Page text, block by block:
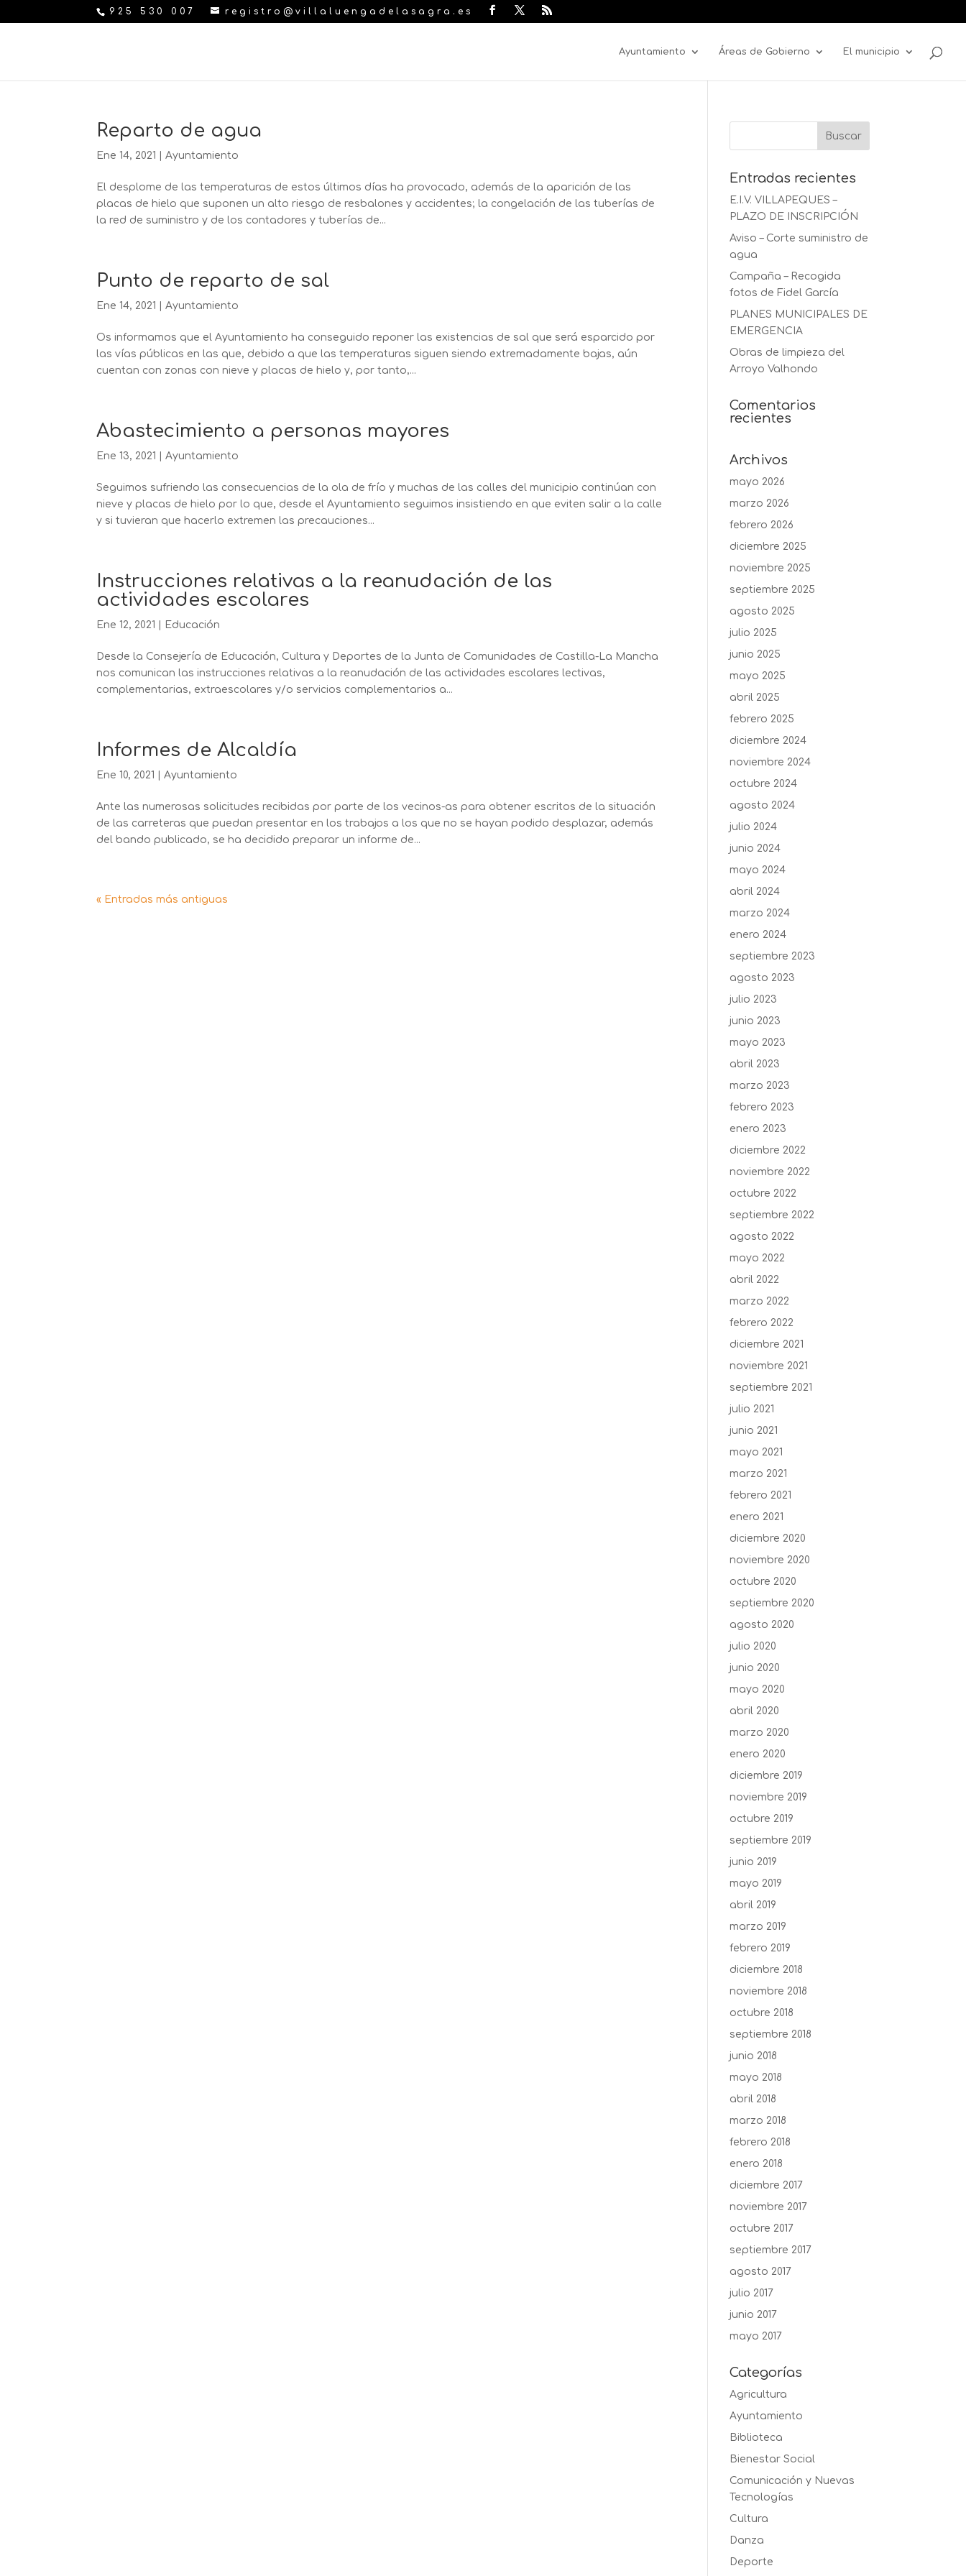
925 530 007 registro@villaluengadelasagra.es
Ayuntamiento Áreas de Gobierno El municipio
Reparto de agua
Ene 14, 2021 |Ayuntamiento
El desplome de las temperaturas de estos últimos días ha provocado, además de la aparición de las
placas de hielo que suponen un alto riesgo de resbalones y accidentes; la congelación de las tuberías de
la red de suministro y de los contadores y tuberías de...
Punto de reparto de sal
Ene 14, 2021 |Ayuntamiento
Os informamos que el Ayuntamiento ha conseguido reponer las existencias de sal que será esparcido por
las vías públicas en las que, debido a que las temperaturas siguen siendo extremadamente bajas, aún
cuentan con zonas con nieve y placas de hielo y, por tanto,...
Abastecimiento a personas mayores
Ene 13, 2021 |Ayuntamiento
Seguimos sufriendo las consecuencias de la ola de frío y muchas de las calles del municipio continúan con
nieve y placas de hielo por lo que, desde el Ayuntamiento seguimos insistiendo en que eviten salir a la calle
y si tuvieran que hacerlo extremen las precauciones...
Instrucciones relativas a la reanudación de las
actividades escolares
Ene 12, 2021 Educación
Desde la Consejería de Educación, Cultura y Deportes de la Junta de Comunidades de Castilla-La Mancha
nos comunican las instrucciones relativas a la reanudación de las actividades escolares lectivas,
complementarias, extraescolares y/o servicios complementarios a...
Informes de Alcaldía
Ene 10, 2021 |Ayuntamiento
Ante las numerosas solicitudes recibidas por parte de los vecinos-as para obtener escritos de la situación
de las carreteras que puedan presentar en los trabajos a los que no se hayan podido desplazar, además
del bando publicado, se ha decidido preparar un informe de...
« Entradas más antiguas
Entradas recientes
E.I.V. VILLAPEQUES –
PLAZO DE INSCRIPCIÓN
Aviso – Corte suministro de
agua
Campaña – Recogida
fotos de Fidel García
PLANES MUNICIPALES DE
EMERGENCIA
Obras de limpieza del
Arroyo Valhondo
Comentarios
recientes
Archivos
mayo 2026
marzo 2026
febrero 2026
diciembre 2025
noviembre 2025
septiembre 2025
agosto 2025
julio 2025
junio 2025
mayo 2025
abril 2025
febrero 2025
diciembre 2024
noviembre 2024
octubre 2024
agosto 2024
julio 2024
junio 2024
mayo 2024
abril 2024
marzo 2024
enero 2024
septiembre 2023
agosto 2023
julio 2023
junio 2023
mayo 2023
abril 2023
marzo 2023
febrero 2023
enero 2023
diciembre 2022
noviembre 2022
octubre 2022
septiembre 2022
agosto 2022
mayo 2022
abril 2022
marzo 2022
febrero 2022
diciembre 2021
noviembre 2021
septiembre 2021
julio 2021
junio 2021
mayo 2021
marzo 2021
febrero 2021
enero 2021
diciembre 2020
noviembre 2020
octubre 2020
septiembre 2020
agosto 2020
julio 2020
junio 2020
mayo 2020
abril 2020
marzo 2020
enero 2020
diciembre 2019
noviembre 2019
octubre 2019
septiembre 2019
junio 2019
mayo 2019
abril 2019
marzo 2019
febrero 2019
diciembre 2018
noviembre 2018
octubre 2018
septiembre 2018
junio 2018
mayo 2018
abril 2018
marzo 2018
febrero 2018
enero 2018
diciembre 2017
noviembre 2017
octubre 2017
septiembre 2017
agosto 2017
julio 2017
junio 2017
mayo 2017
Categorías
Agricultura
Ayuntamiento
Biblioteca
Bienestar Social
Comunicación y Nuevas
Tecnologías
Cultura
Danza
Deporte